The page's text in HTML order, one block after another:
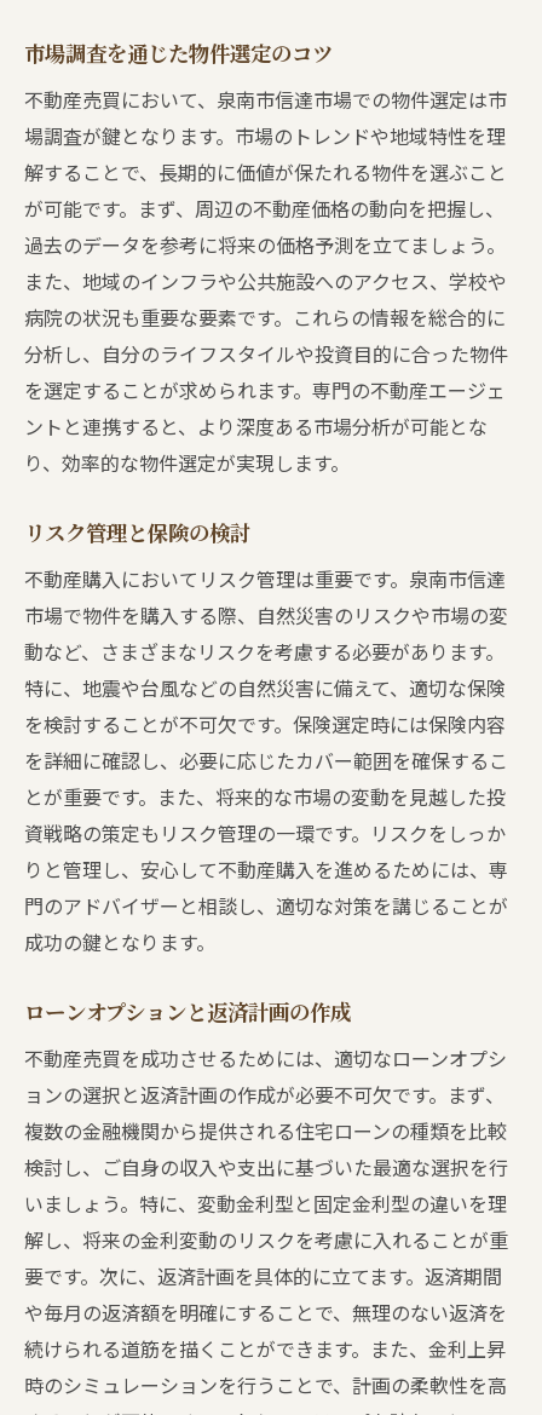
チェックリスト
物件の構造と状態の確認
近隣環境と治安のチェック
将来の資産価値の見込み
ライフスタイルに合った物件選び
購入前の専門家による査定
法律的な権利確認とリスク回避
地元の専門家が教える泉南市信達市場の不動産
購入のコツ
交渉を有利に進めるためのテクニック
売主と買主の関係を築く方法
ローン審査をスムーズに通過するための準
備
地元の不動産エージェントの活用法
成功事例に学ぶ効果的な購入戦略
信達市場での購入前に確認すべき不動産売買の
法律知識
不動産取引における法的義務の理解
契約書の主要項目と注意点
物件の権利関係とその確認方法
管理費や修繕積立金の法的側面
トラブルを避けるための法的対策
泉南市信達市場の不動産購入で得られる地域の
魅力を徹底解説
地元文化と伝統の魅力
豊かな自然環境とアウトドア活動
住みやすい街づくりの進展
地域イベントとその参加意義
地域経済の発展とその影響
コミュニティの絆とその価値
市場調査を通じた物件選定のコツ
不動産売買において、泉南市信達市場での物件選定は市
場調査が鍵となります。市場のトレンドや地域特性を理
解することで、長期的に価値が保たれる物件を選ぶこと
が可能です。まず、周辺の不動産価格の動向を把握し、
過去のデータを参考に将来の価格予測を立てましょう。
また、地域のインフラや公共施設へのアクセス、学校や
病院の状況も重要な要素です。これらの情報を総合的に
分析し、自分のライフスタイルや投資目的に合った物件
を選定することが求められます。専門の不動産エージェ
ントと連携すると、より深度ある市場分析が可能とな
り、効率的な物件選定が実現します。
リスク管理と保険の検討
不動産購入においてリスク管理は重要です。泉南市信達
市場で物件を購入する際、自然災害のリスクや市場の変
動など、さまざまなリスクを考慮する必要があります。
特に、地震や台風などの自然災害に備えて、適切な保険
を検討することが不可欠です。保険選定時には保険内容
を詳細に確認し、必要に応じたカバー範囲を確保するこ
とが重要です。また、将来的な市場の変動を見越した投
資戦略の策定もリスク管理の一環です。リスクをしっか
りと管理し、安心して不動産購入を進めるためには、専
門のアドバイザーと相談し、適切な対策を講じることが
成功の鍵となります。
ローンオプションと返済計画の作成
不動産売買を成功させるためには、適切なローンオプシ
ョンの選択と返済計画の作成が必要不可欠です。まず、
複数の金融機関から提供される住宅ローンの種類を比較
検討し、ご自身の収入や支出に基づいた最適な選択を行
いましょう。特に、変動金利型と固定金利型の違いを理
解し、将来の金利変動のリスクを考慮に入れることが重
要です。次に、返済計画を具体的に立てます。返済期間
や毎月の返済額を明確にすることで、無理のない返済を
続けられる道筋を描くことができます。また、金利上昇
時のシミュレーションを行うことで、計画の柔軟性を高